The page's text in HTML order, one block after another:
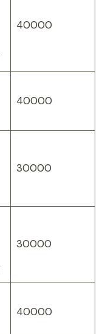
40000
40000
30000
30000
40000